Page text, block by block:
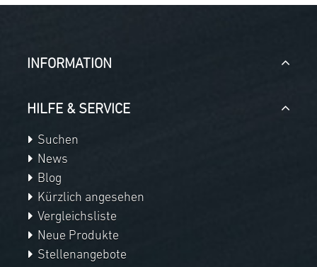
INFORMATION
HILFE & SERVICE
Suchen
News
Blog
Kürzlich angesehen
Vergleichsliste
Neue Produkte
Stellenangebote